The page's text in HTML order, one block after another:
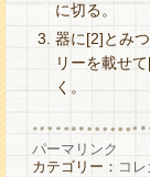
に切る。
器に[2]とみ
リーを載せ
く。
パーマリンク
カテゴリー： コ